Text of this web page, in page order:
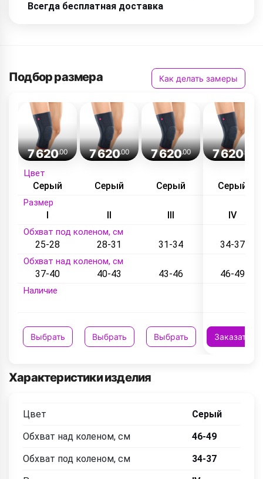
Всегда бесплатная доставка
Подбор размера Как делать замеры
Цвет
Размер
Обхват под коленом, см
Обхват над коленом, см
Наличие
7 620.00
Серый
I
25-28
37-40
Выбрать
7 620.00
Серый
II
28-31
40-43
Выбрать
7 620.00
Серый
III
31-34
43-46
Выбрать
7 620.00
Серый
IV
34-37
46-49
Заказать
Характеристики изделия
Цвет
Серый
Обхват над коленом, см
46-49
Обхват под коленом, см
34-37